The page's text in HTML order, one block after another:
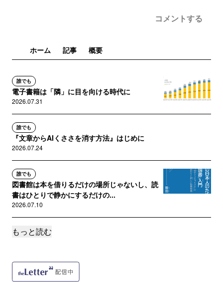
コメントする
ホーム 記事 概要
誰でも
電子書籍は「隣」に目を向ける時代に
2026.07.31
誰でも
『文章からAIくささを消す方法』はじめに
2026.07.24
誰でも
図書館は本を借りるだけの場所じゃないし、読
書はひとりで静かにするだけの...
2026.07.10
誰でも
2026.07.03
もっと読む